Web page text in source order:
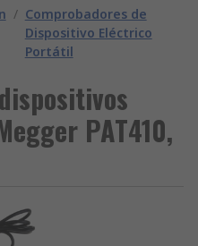
/ Comprobadores de
Dispositivo Eléctrico
Portátil
PAT410,